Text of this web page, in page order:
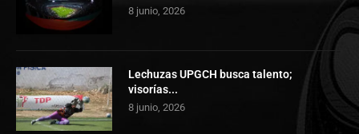
8 junio, 2026
Lechuzas UPGCH busca talento;
visorías...
8 junio, 2026